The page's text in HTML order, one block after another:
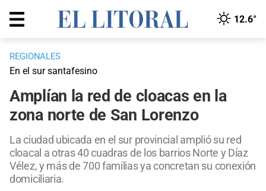
12.6°
REGIONALES
En el sur santafesino
Amplían la red de cloacas en la
zona norte de San Lorenzo
La ciudad ubicada en el sur provincial amplió su red
cloacal a otras 40 cuadras de los barrios Norte y Díaz
Vélez, y más de 700 familias ya concretan su conexión
domiciliaria.